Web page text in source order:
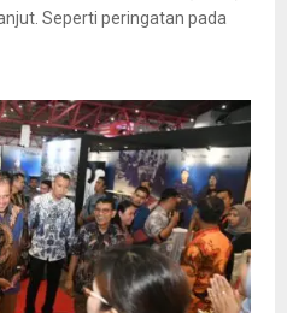
Seperti peringatan pada